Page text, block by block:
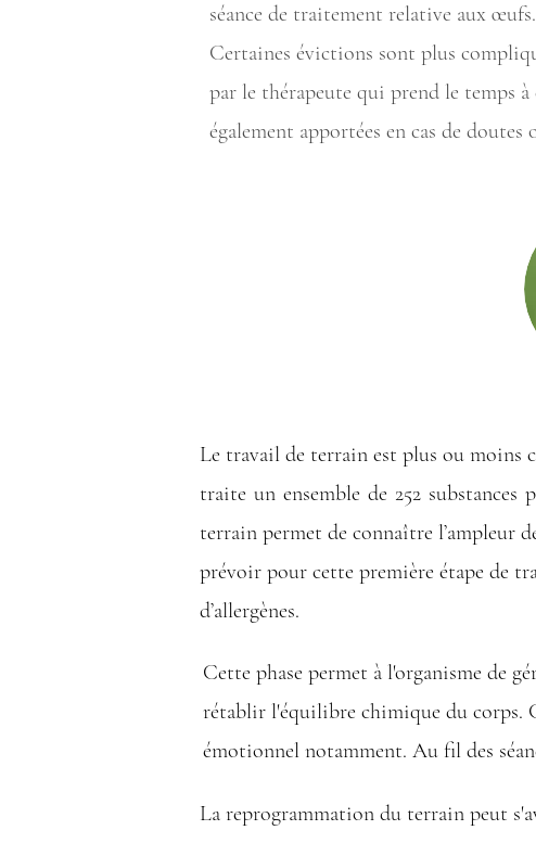
séance de traitement relative aux œufs.
Certaines évictions sont plus
par le thérapeute qui prend le temps
également apportées en cas de doutes
Le travail de terrain est plus ou moins
traite un ensemble de 252
terrain permet de connaître l’ampleur
prévoir pour cette première étape de
d’allergènes.
Cette phase permet à l'organisme de
rétablir l'équilibre chimique du corps.
émotionnel notamment. Au fil des
La reprogrammation du terrain peut